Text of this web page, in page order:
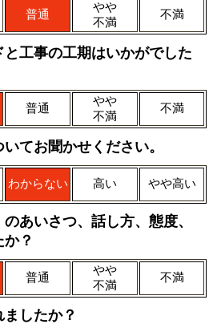
普通
やや
不満
不満
工事の工期はいかがでした
普通
やや
不満
不満
てお聞かせください。
わからない 高い やや高い
あいさつ、話し方、態度、
？
普通
やや
不満
不満
したか？